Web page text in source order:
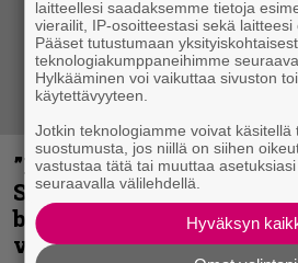
”He ovat tuoneet
Sepulturan Andreas
bändin, jonka riffit ovat
vaikutuksen
laitteellesi saadaksemme tietoja
vierailit, IP-osoitteestasi sekä laitteesi
Pääset tutustumaan
teknologiakumppaneihimme
Hylkääminen voi vaikuttaa sivuston
käytettävyyteen.
Jotkin teknologiamme voivat käsitellä
suostumusta, jos niillä on siihen
vastustaa tätä tai muuttaa
seuraavalla välilehdellä.
Hyväksyn